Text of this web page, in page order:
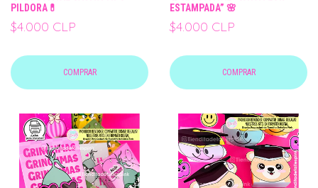
PILDORA💊
$4.000 CLP
COMPRAR
ESTAMPADA” 🌸
$4.000 CLP
COMPRAR